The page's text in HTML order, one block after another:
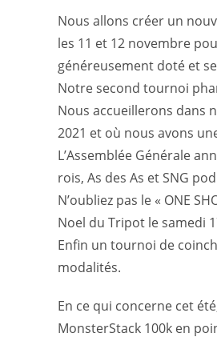
Nous allons créer un
les 11 et 12 novembre
généreusement doté et
Notre second tournoi
Nous accueillerons dans
2021 et où nous avons
L’Assemblée Générale
rois, As des As et SNG
N’oubliez pas le « ONE
Noel du Tripot le samedi
Enfin un tournoi de
modalités.
En ce qui concerne cet
MonsterStack 100k en